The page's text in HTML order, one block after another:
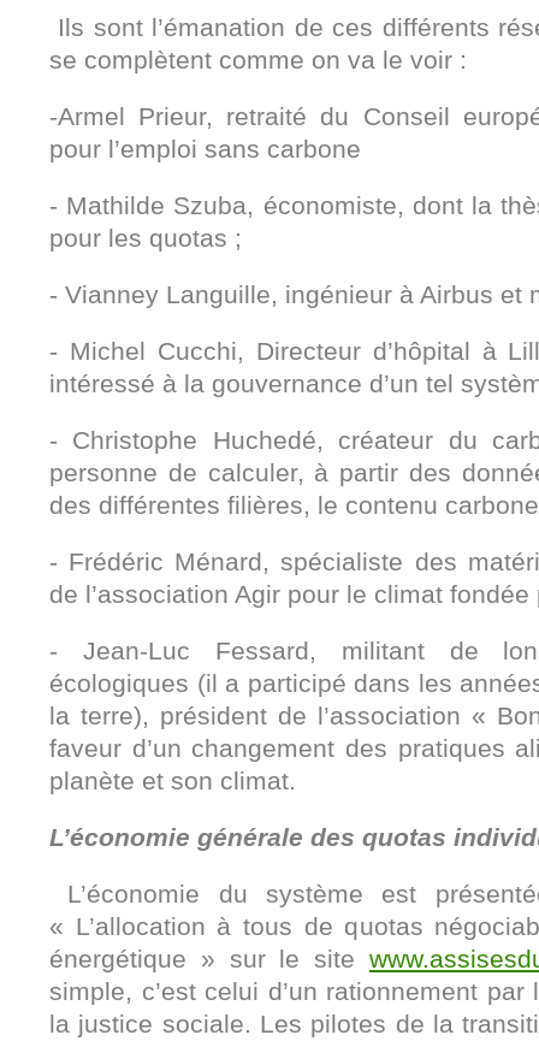
Ils sont l’émanation de ces différents
se complètent comme on va le voir :
-Armel Prieur, retraité du Conseil
pour l’emploi sans carbone
- Mathilde Szuba, économiste, dont la
pour les quotas ;
- Vianney Languille, ingénieur à Airbus et
- Michel Cucchi, Directeur d’hôpital à
intéressé à la gouvernance d’un tel
- Christophe Huchedé, créateur du
personne de calculer, à partir des
des différentes filières, le contenu
- Frédéric Ménard, spécialiste des
de l’association Agir pour le climat
- Jean-Luc Fessard, militant de
écologiques (il a participé dans les
la terre), président de l’association «
faveur d’un changement des pratiques
planète et son climat.
L’économie générale des quotas
L’économie du système est
« L’allocation à tous de quotas
énergétique » sur le site
simple, c’est celui d’un rationnement
la justice sociale. Les pilotes de la